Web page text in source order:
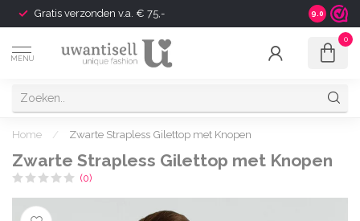
Gratis verzonden v.a. € 75,- Shipping
9.0
MENU
0
Home / Zwarte Strapless Gilettop met Knopen
Zwarte Strapless Gilettop met Knopen
(0)